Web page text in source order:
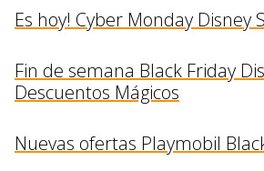
Es hoy! Cyber Monday Disney
Fin de semana Black Friday
Descuentos Mágicos
Nuevas ofertas Playmobil